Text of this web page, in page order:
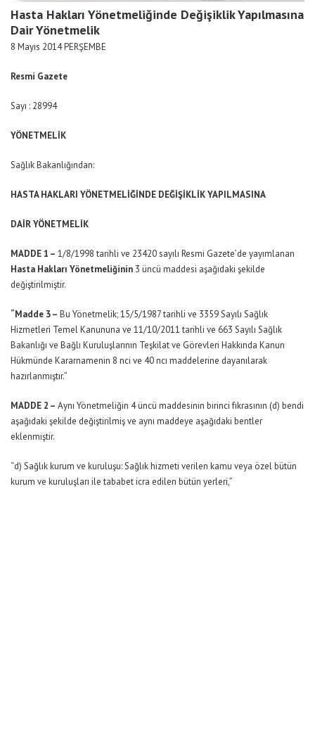
Hasta Hakları Yönetmeliğinde Değişiklik Yapılmasına
Dair Yönetmelik
8 Mayıs 2014 PERŞEMBE
Resmi Gazete
Sayı : 28994
YÖNETMELİK
Sağlık Bakanlığından:
HASTA HAKLARI YÖNETMELİĞİNDE DEĞİŞİKLİK YAPILMASINA
DAİR YÖNETMELİK
MADDE 1 – 1/8/1998 tarihli ve 23420 sayılı Resmi Gazete’de yayımlanan
Hasta Hakları Yönetmeliğinin 3 üncü maddesi aşağıdaki şekilde
değiştirilmiştir.
“Madde 3 – Bu Yönetmelik; 15/5/1987 tarihli ve 3359 Sayılı Sağlık
Hizmetleri Temel Kanununa ve 11/10/2011 tarihli ve 663 Sayılı Sağlık
Bakanlığı ve Bağlı Kuruluşlarının Teşkilat ve Görevleri Hakkında Kanun
Hükmünde Kararnamenin 8 nci ve 40 ncı maddelerine dayanılarak
hazırlanmıştır.”
MADDE 2 – Aynı Yönetmeliğin 4 üncü maddesinin birinci fıkrasının (d) bendi
aşağıdaki şekilde değiştirilmiş ve aynı maddeye aşağıdaki bentler
eklenmiştir.
“d) Sağlık kurum ve kuruluşu: Sağlık hizmeti verilen kamu veya özel bütün
kurum ve kuruluşları ile tababet icra edilen bütün yerleri,”